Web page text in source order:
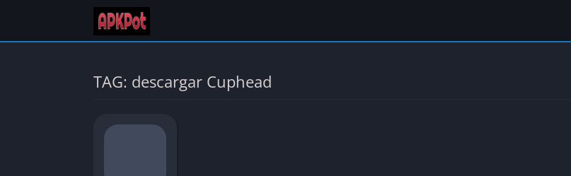
TAG: descargar Cuphead